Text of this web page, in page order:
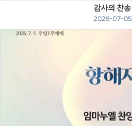
감사의 찬송
2026-07-05